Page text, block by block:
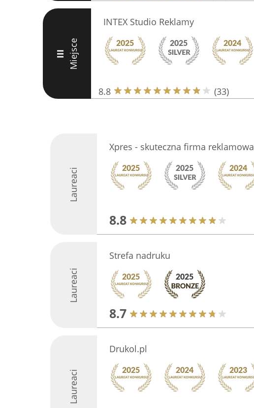
III Miejsce
INTEX Studio Reklamy
8.8 (33)
Laureaci
Xpres - skuteczna firma reklamowa
8.8
Laureaci
Strefa nadruku
8.7
Laureaci
Drukol.pl